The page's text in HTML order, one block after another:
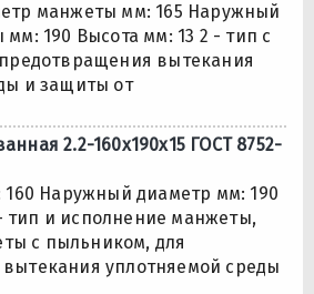
манжеты мм: 165 Наружный
190 Высота мм: 13 2 - тип с
вытекания
и защиты от
2.2-160х190х15 ГОСТ 8752-
Наружный диаметр мм: 190
тип и исполнение манжеты,
с пыльником, для
уплотняемой среды